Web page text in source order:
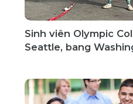
Sinh viên Olympic
Seattle, bang